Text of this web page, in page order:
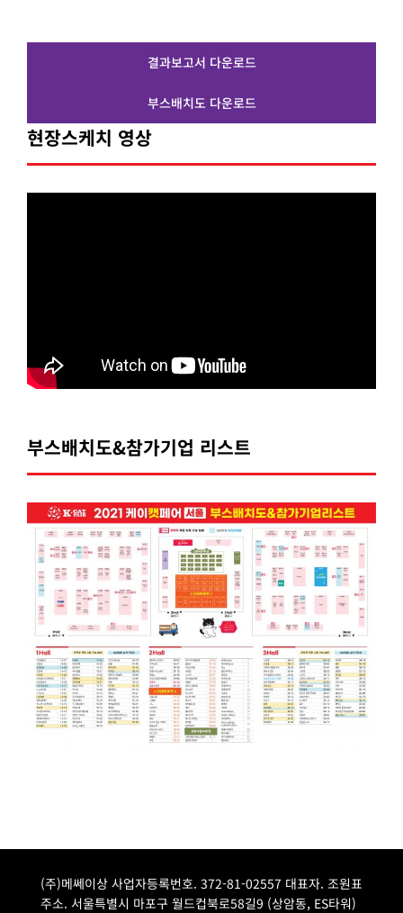
결과보고서 다운로드
부스배치도 다운로드
현장스케치 영상
부스배치도&참가기업 리스트
(주)메쎄이상 사업자등록번호. 372-81-02557 대표자. 조원표
주소. 서울특별시 마포구 월드컵북로58길9 (상암동, ES타워)